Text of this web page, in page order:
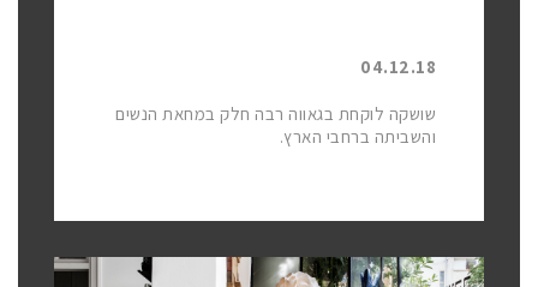
04.12.18
שושקה לוקחת בגאווה רבה חלק במחאת הנשים
והשביתה ברחבי הארץ.